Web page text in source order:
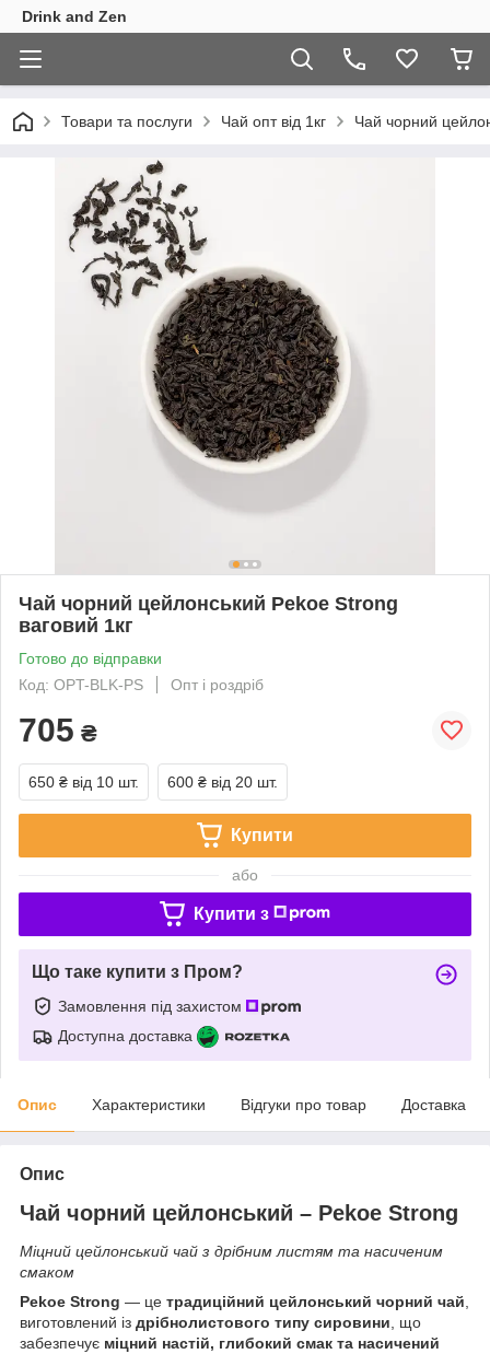
Drink and Zen
Товари та послуги Чай опт від 1кг Чай чорний
Чай чорний цейлонський Pekoe Strong
ваговий 1кг
Готово до відправки
Код: OPT-BLK-PS
Опт і роздріб
705 ₴
650 ₴ від 10 шт. 600 ₴ від 20 шт.
Купити
або
Купити з
Що таке купити з Пром?
Замовлення під захистом
Доступна доставка
Опис Характеристики Відгуки про товар Доставка
Опис
Чай чорний цейлонський – Pekoe Strong
Міцний цейлонський чай з дрібним листям та насиченим
смаком
Pekoe Strong — це традиційний цейлонський чорний чай,
виготовлений із дрібнолистового типу сировини, що
забезпечує міцний настій, глибокий смак та насичений